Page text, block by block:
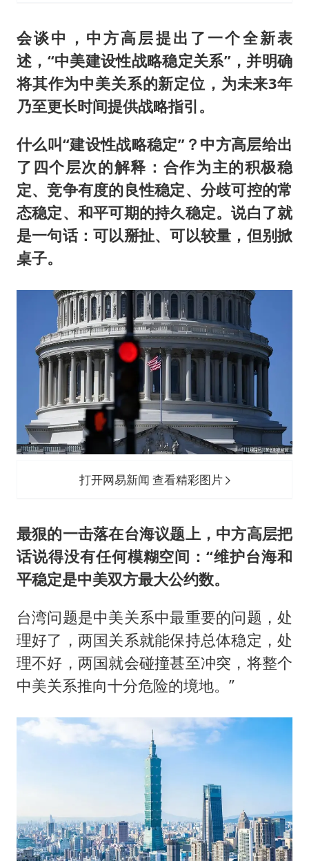
会谈中，中方高层提出了一个全新表
述，“中美建设性战略稳定关系”，并明确
将其作为中美关系的新定位，为未来3年
乃至更长时间提供战略指引。
什么叫“建设性战略稳定”？中方高层给出
了四个层次的解释：合作为主的积极稳
定、竞争有度的良性稳定、分歧可控的常
态稳定、和平可期的持久稳定。说白了就
是一句话：可以掰扯、可以较量，但别掀
桌子。
打开网易新闻 查看精彩图片
最狠的一击落在台海议题上，中方高层把
话说得没有任何模糊空间：“维护台海和
平稳定是中美双方最大公约数。
台湾问题是中美关系中最重要的问题，处
理好了，两国关系就能保持总体稳定，处
理不好，两国就会碰撞甚至冲突，将整个
中美关系推向十分危险的境地。”